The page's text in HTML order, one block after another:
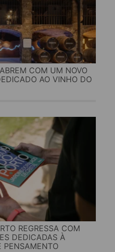
COM UM NOVO
AO VINHO DO
REGRESSA COM
DEDICADAS À
PENSAMENTO